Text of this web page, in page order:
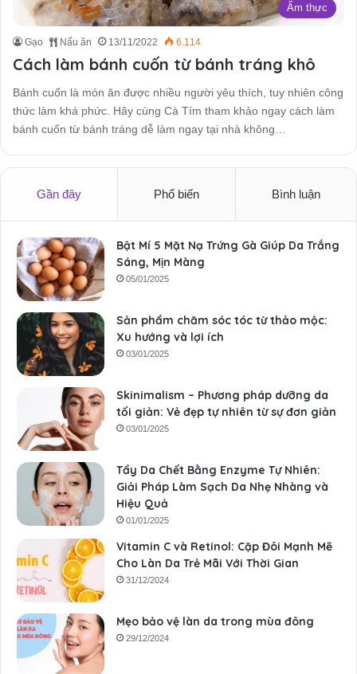
Ẩm thực
Gạo Nấu ăn 13/11/2022 6.114
Cách làm bánh cuốn từ bánh tráng khô
Bánh cuốn là món ăn được nhiều người yêu thích, tuy nhiên công
thức làm khá phức. Hãy cùng Cà Tím tham khảo ngay cách làm
bánh cuốn từ bánh tráng dễ làm ngay tại nhà không…
Gần đây Phổ biến Bình luận
Bật Mí 5 Mặt Nạ Trứng Gà Giúp Da Trắng
Sáng, Mịn Màng
05/01/2025
Sản phẩm chăm sóc tóc từ thảo mộc:
Xu hướng và lợi ích
03/01/2025
Skinimalism – Phương pháp dưỡng da
tối giản: Vẻ đẹp tự nhiên từ sự đơn giản
03/01/2025
Tẩy Da Chết Bằng Enzyme Tự Nhiên:
Giải Pháp Làm Sạch Da Nhẹ Nhàng và
Hiệu Quả
01/01/2025
Vitamin C và Retinol: Cặp Đôi Mạnh Mẽ
Cho Làn Da Trẻ Mãi Với Thời Gian
31/12/2024
Mẹo bảo vệ làn da trong mùa đông
29/12/2024